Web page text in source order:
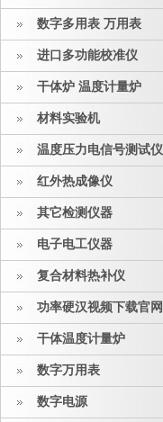
下载安装数字多用表 万用表
进口多功能校准仪
干体炉 温度计量炉
材料实验机
温度压力电信号测试仪
红外热成像仪
其它检测仪器
电子电工仪器
复合材料热补仪
功率硬汉视频下载官网
干体温度计量炉
数字万用表
数字电源